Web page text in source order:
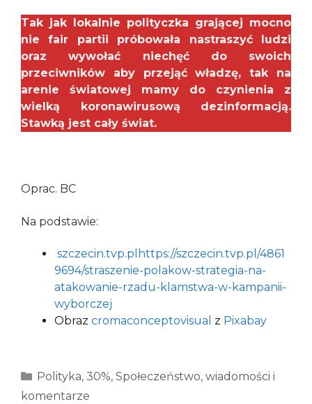
Tak jak lokalnie polityczka grającej mocno
nie fair partii próbowała nastraszyć ludzi
oraz wywołać niechęć do swoich
przeciwników aby przejąć władzę, tak na
arenie światowej mamy do czynienia z
wielką koronawirusową dezinformacją.
Stawką jest cały świat.
Oprac. BC
Na podstawie:
szczecin.tvp.pl https://szczecin.tvp.pl/4861
9694/straszenie-polakow-strategia-na-
atakowanie-rzadu-klamstwa-w-kampanii-
wyborczej
Obraz cromaconceptovisual z Pixabay
Kategorie
Polityka, 30%, Społeczeństwo, wiadomości i
komentarze